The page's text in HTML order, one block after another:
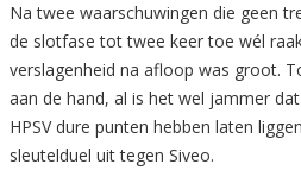
Na twee waarschuwingen die geen
de slotfase tot twee keer toe wél
verslagenheid na afloop was groot.
aan de hand, al is het wel jammer
HPSV dure punten hebben laten
sleutelduel uit tegen Siveo.